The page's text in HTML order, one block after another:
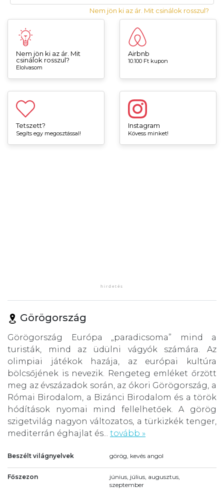
Nem jön ki az ár. Mit csinálok rosszul?
Nem jön ki az ár. Mit
csinálok rosszul?
Elolvasom
Airbnb
10.100 Ft kupon
Tetszett?
Segíts egy megosztással!
Instagram
Kövess minket!
Görögország
Görögország Európa „paradicsoma” mind a
turisták, mind az üdülni vágyók számára. Az
olimpiai játékok hazája, az európai kultúra
bölcsőjének is nevezik. Rengeteg emléket őrzött
meg az évszázadok során, az ókori Görögország, a
Római Birodalom, a Bizánci Birodalom és a török
hódítások nyomai mind fellelhetőek. A görög
szigetvilág nagyon változatos, a türkizkék tenger,
mediterrán éghajlat és... tovább »
Beszélt világnyelvek görög, kevés angol
Főszezon
június, július, augusztus,
szeptember